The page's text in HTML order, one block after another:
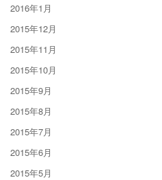
2016年1月
2015年12月
2015年11月
2015年10月
2015年9月
2015年8月
2015年7月
2015年6月
2015年5月